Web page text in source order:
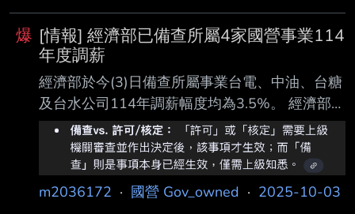
爆 [情報] 經濟部已備查所屬4家國營事業114
年度調薪
經濟部於今(3)日備查所屬事業台電、中油、台糖
及台水公司114年調薪幅度均為3.5%。 經濟部表
示，4家公司113年度配合政府政策照顧民生、產
業，協助穩定物價，減緩通膨；台 經濟部強調，
特別是今年遭遇丹娜絲與樺加沙風災，國營事業
全體總動員，包括台電全力搶 經濟部補充，近年
m2036172 · 國營 Gov_owned · 2025-10-03